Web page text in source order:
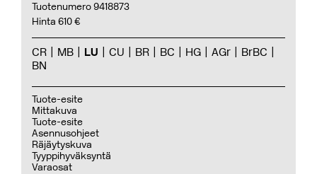
Tuotenumero 9418873
Hinta 610 €
CR MB LU CU BR BC HG AGr
BrBC
BN
Tuote-esite
Mittakuva
Tuote-esite
Asennusohjeet
Räjäytyskuva
Tyyppihyväksyntä
Varaosat